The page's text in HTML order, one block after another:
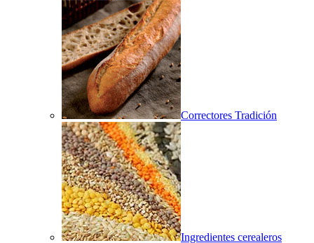
Correctores Tradición
Ingredientes cerealeros